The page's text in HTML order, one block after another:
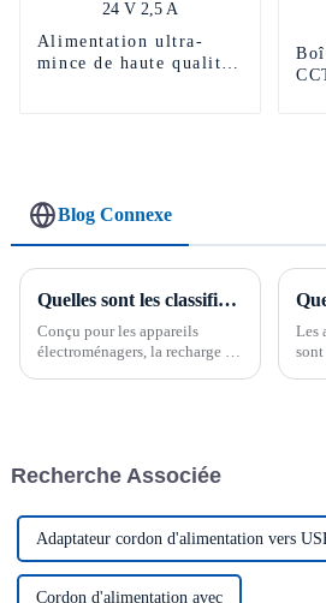
Alimentation ultra-
mince de haute qualité
Blog Connexe
Quelles sont les classifications des alimentations électriques ?
Conçu pour les appareils
électroménagers, la recharge de
commodité de la conversion
Les
Recherche Associée
Adaptateur cordon d'alimentation vers
Cordon d'alimentation avec